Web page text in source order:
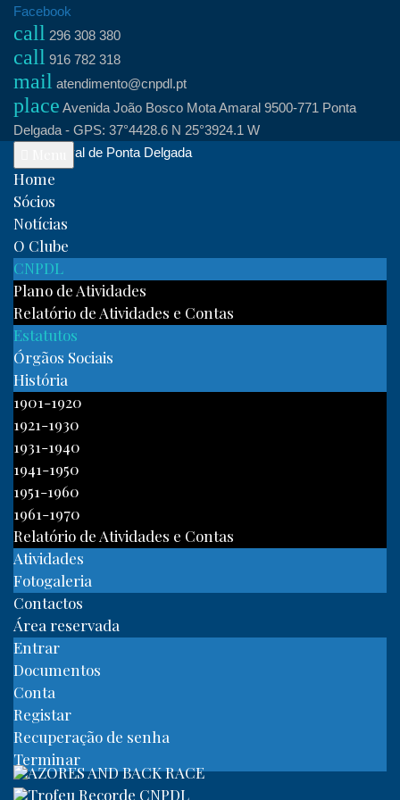
Skip
content
Facebook
call 296 308 380
call 916 782 318
mail atendimento@cnpdl.pt
place Avenida João Bosco Mota Amaral 9500-771 Ponta
Delgada - GPS: 37°4428.6 N 25°3924.1 W
Clube Naval de Ponta Delgada
Home
Sócios
Notícias
O Clube
CNPDL
Plano de Atividades
Relatório de Atividades e Contas
Estatutos
Órgãos Sociais
História
1901-1920
1921-1930
1931-1940
1941-1950
1951-1960
1961-1970
Relatório de Atividades e Contas
Atividades
Fotogaleria
Contactos
Área reservada
Entrar
Documentos
Conta
Registar
Recuperação de senha
Terminar